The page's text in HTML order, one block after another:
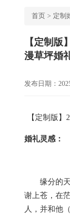
首页 > 定制
【定制版
漫草坪婚
发布日期：
【定制 版】
婚礼灵感：
缘分的天
谢上苍，在
人，并和他